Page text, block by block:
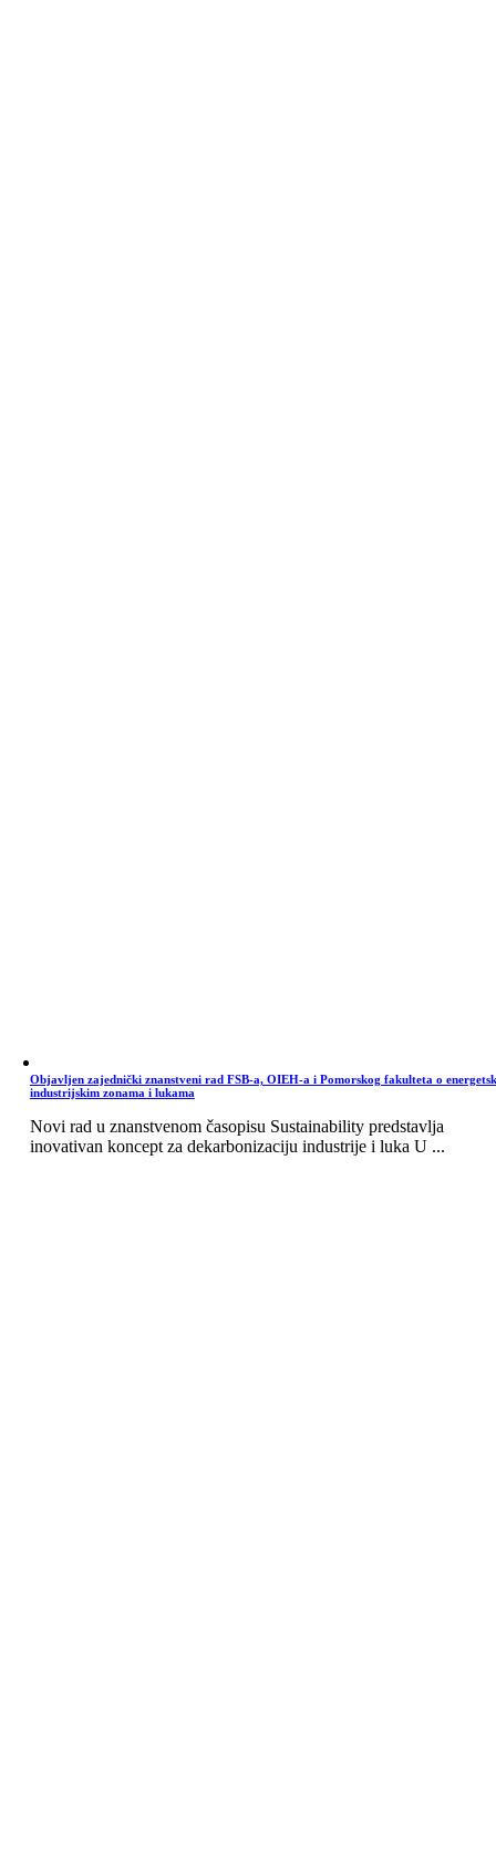
Objavljen zajednički znanstveni rad FSB-a, OIEH-a i Pomorskog fakulteta o
industrijskim zonama i lukama
Novi rad u znanstvenom časopisu Sustainability predstavlja
inovativan koncept za dekarbonizaciju industrije i luka U ...